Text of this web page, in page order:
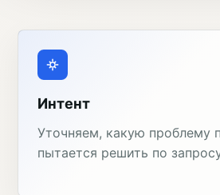
Интент
Уточняем, какую проблему
пытается решить по